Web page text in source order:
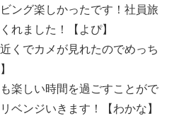
ング楽しかったです！社員旅
れました！【よぴ】
くでカメが見れたのでめっち
楽しい時間を過ごすことがで
ベンジいきます！【わかな】